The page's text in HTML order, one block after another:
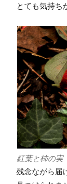
とても気持ち
紅葉と柿の
残念ながら届